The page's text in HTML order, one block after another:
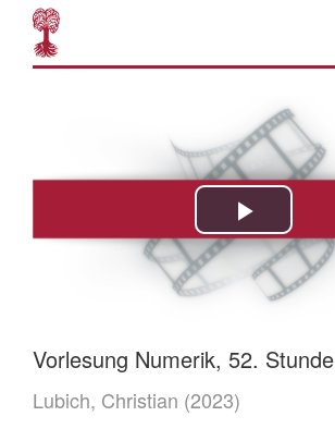
Vorlesung Numerik, 52. Stunde
Lubich, Christian (2023)